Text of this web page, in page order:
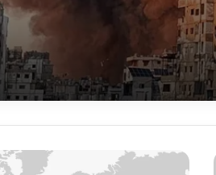
بعد هجوم إسرائيلي على لبنان
ا